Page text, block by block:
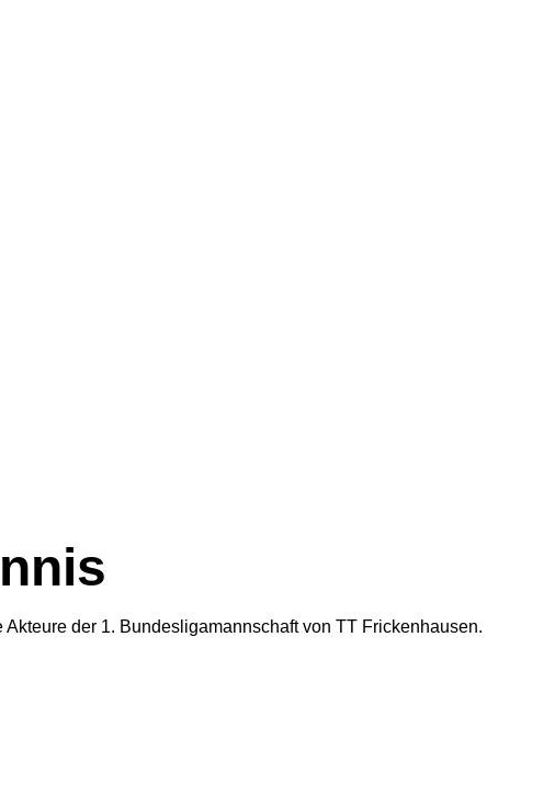
der 1. Bundesligamannschaft von TT Frickenhausen.